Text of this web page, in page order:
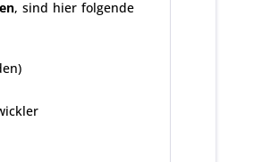
, sind hier folgende